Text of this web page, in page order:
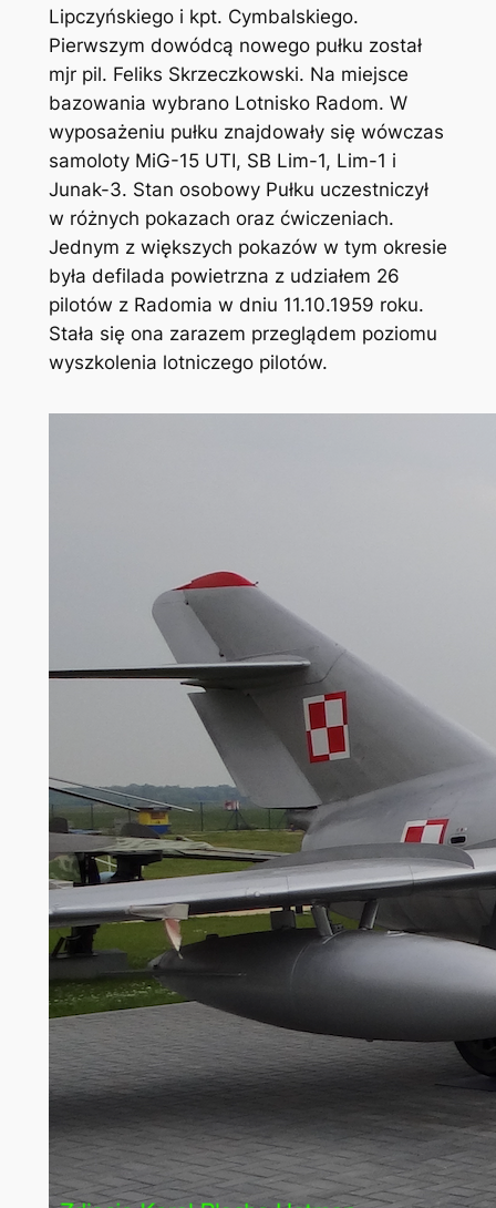
Lipczyńskiego i kpt. Cymbalskiego.
Pierwszym dowódcą nowego pułku został
mjr pil. Feliks Skrzeczkowski. Na miejsce
bazowania wybrano Lotnisko Radom. W
wyposażeniu pułku znajdowały się wówczas
samoloty MiG-15 UTI, SB Lim-1, Lim-1 i
Junak-3. Stan osobowy Pułku uczestniczył
w różnych pokazach oraz ćwiczeniach.
Jednym z większych pokazów w tym okresie
była defilada powietrzna z udziałem 26
pilotów z Radomia w dniu 11.10.1959 roku.
Stała się ona zarazem przeglądem poziomu
wyszkolenia lotniczego pilotów.